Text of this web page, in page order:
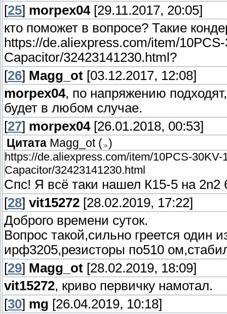
[25] morpex04[29.11.2017, 20:05]
кто поможет в вопросе? Такие
https://de.aliexpress.com/item/
Capacitor/32423141230.html?
[26] Magg_ot [03.12.2017, 12:08]
morpex04, по напряжению
будет в любом случае.
[27] morpex04[26.01.2018, 00:53]
Цитата Magg_ot( )
https://de.aliexpress.com/item/10PCS-
Capacitor/32423141230.html
Спс! Я всё таки нашел К15-5 на 2n2
[28] vit15272 [28.02.2019, 17:22]
Доброго времени суток.
Вопрос такой,сильно греется один
ирф3205,резисторы по510
[29] Magg_ot [28.02.2019, 18:09]
vit15272, криво первичку намотал.
[30] mg [26.04.2019, 10:18]